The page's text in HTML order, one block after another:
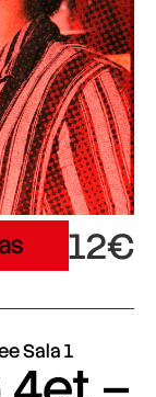
12€
Sala 1